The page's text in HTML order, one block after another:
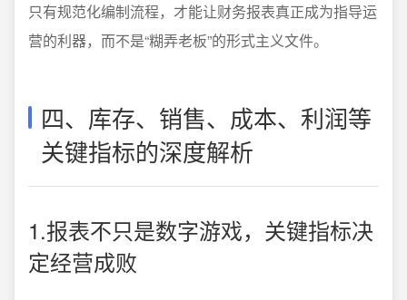
只有规范化编制流程，才能让财务报表真正成为指导运
营的利器，而不是“糊弄老板”的形式主义文件。
四、库存、销售、成本、利润等
关键指标的深度解析
1.报表不只是数字游戏，关键指标决
定经营成败